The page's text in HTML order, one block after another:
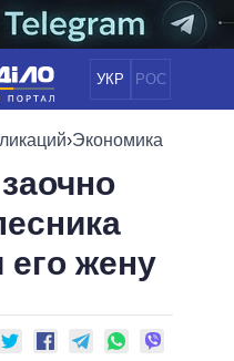
УКР РОС
ПОЛИТИКА
ЭКОНОМИКА
ОБЩЕСТВО
›Экономика
его жену